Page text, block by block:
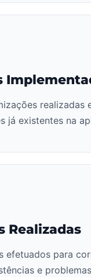
realizadas
já existentes na
Realizadas
efetuados para
e problemas